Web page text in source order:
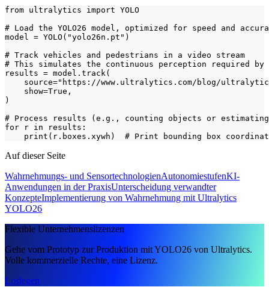
from ultralytics import YOLO
# Load the YOLO26 model, optimized for speed and
model = YOLO("yolo26n.pt")
# Track vehicles and pedestrians in a video stream
# This simulates the continuous perception required by
results = model.track(
source="https://www.ultralytics.com/blog/
    show=True,
)
# Process results (e.g., counting objects or estimating
for r in results:
print(r.boxes.xywh)  # Print bounding box
Auf dieser Seite
Wahrnehmungs- und SensortechnologienAutonomiestufenKI-
Anwendungen in der PraxisUnterscheidung verwandter
KonzepteImplementierung von Wahrnehmung mit Ultralytics
YOLO26
Flexible Unternehmenslizenzen
Gehe vom Prototyp zur Produktion mit YOLO26 von Ultralytics.
Volle kommerzielle Rechte, eine Lizenz.
Loslegen